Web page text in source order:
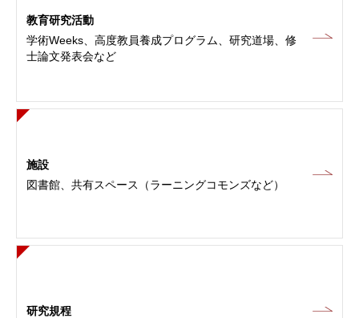
教育研究活動
学術Weeks、高度教員養成プログラム、研究道場、修
士論文発表会など
施設
図書館、共有スペース（ラーニングコモンズなど）
研究規程